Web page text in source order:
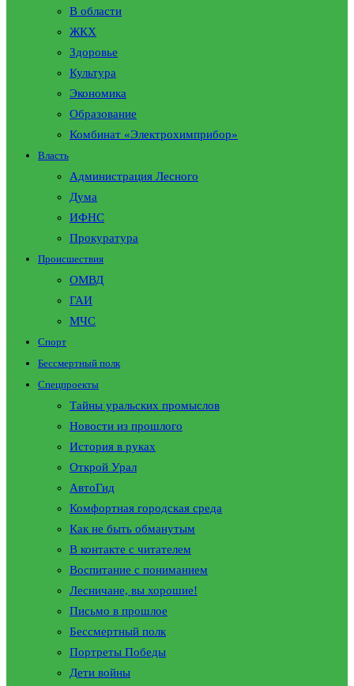
В области
ЖКХ
Здоровье
Культура
Экономика
Образование
Комбинат «Электрохимприбор»
Власть
Администрация Лесного
Дума
ИФНС
Прокуратура
Происшествия
ОМВД
ГАИ
МЧС
Спорт
Бессмертный полк
Спецпроекты
Тайны уральских промыслов
Новости из прошлого
История в руках
Открой Урал
АвтоГид
Комфортная городская среда
Как не быть обманутым
В контакте с читателем
Воспитание с пониманием
Лесничане, вы хорошие!
Письмо в прошлое
Бессмертный полк
Портреты Победы
Дети войны